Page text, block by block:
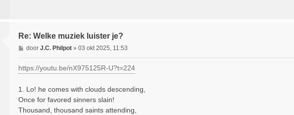
Re: Welke muziek luister je?
B
e
r
i
h
t
door J.C. Philpot» 03 okt 2025, 11:53
https://youtu.be/nX975125R-U?t=224
1. Lo! he comes with clouds descending,
Once for favored sinners slain!
Thousand, thousand saints attending,